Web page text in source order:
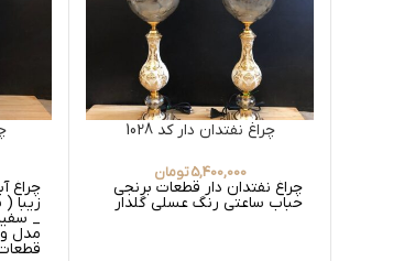
چراغ نفتدان دار کد 1028
5,400,000تومان
چراغ نفتدان دار قطعات برنجی
حباب ساعتی رنگ عسلی گلدار
چراغ
زیبا
_
مدل